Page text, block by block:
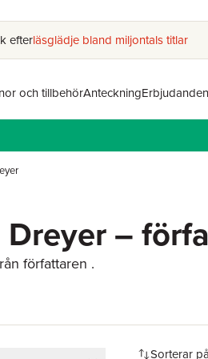
efterläsglädje bland miljontals titlar
och tillbehörAnteckningErbjudanden
–
författaren .
Sorterar